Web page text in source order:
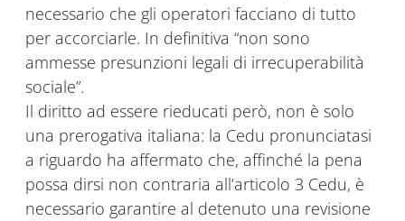
necessario che gli operatori facciano di tutto
per accorciarle. In definitiva “non sono
ammesse presunzioni legali di irrecuperabilità
sociale”.
Il diritto ad essere rieducati però, non è solo
una prerogativa italiana: la Cedu pronunciatasi
a riguardo ha affermato che, affinché la pena
possa dirsi non contraria all’articolo 3 Cedu, è
necessario garantire al detenuto una revisione